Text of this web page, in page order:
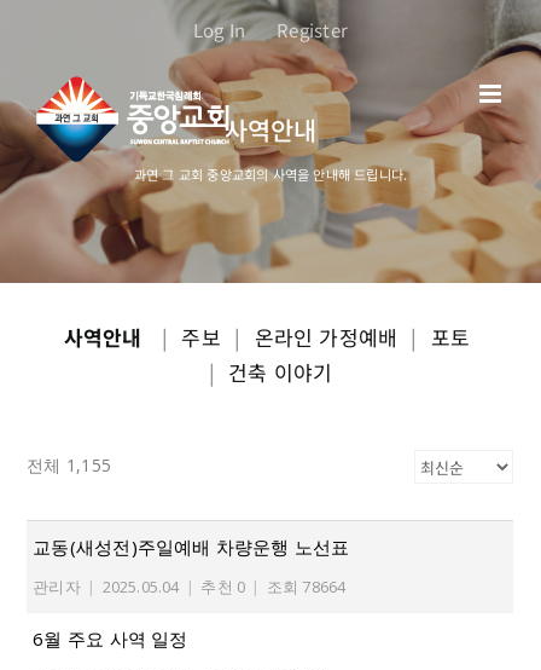
로
건
너
뛰
Log In Register
사역안내
과연 그 교회 중앙교회의 사역을 안내해 드립니다.
사역안내 | 주보 | 온라인 가정예배 | 포토
| 건축 이야기
전체 1,155
교동(새성전)주일예배 차량운행 노선표
관리자 | 2025.05.04 | 추천 0 | 조회 78664
6월 주요 사역 일정